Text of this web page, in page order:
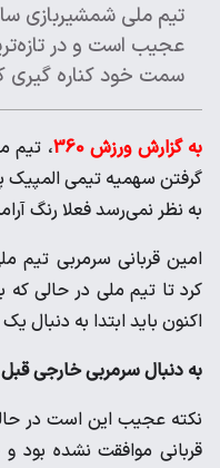
تیم ملی شمشیربازی
عجیب است و در
سمت خود کناره گیری
به گزارش ورزش 360
، تیم
گرفتن سهمیه تیمی المپیک
به نظر نمی‌رسد فعلا رنگ
امین قربانی سرمربی تیم
کرد تا تیم ملی در حالی
اکنون باید ابتدا به دنبال
به دنبال سرمربی خارجی
نکته عجیب این است در
قربانی موافقت نشده بود